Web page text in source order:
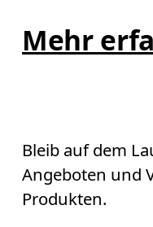
Mehr
Bleib auf dem
Angeboten und
Produkten.